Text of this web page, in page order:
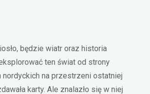
będzie wiatr oraz historia
ten świat od strony
nordyckich na przestrzeni ostatniej
karty. Ale znalazło się w niej